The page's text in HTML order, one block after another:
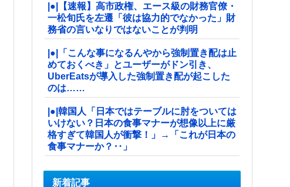
|●|【速報】高市政権、エース級の財務官僚・
一松旬氏を左遷「彼は協力的でなかった」財
務省の言いなりではないことが判明
|●|「こんな事になるんやから強制置き配は止
めておくべき」とユーザーがドン引き、
UberEatsが導入した強制置き配が起こした
のは……
|●|韓国人「日本ではテーブルに肘をついては
いけない？日本の食事マナーが想像以上に厳
格すぎて韓国人が衝撃！」→「これが日本の
食事マナーか？‥」
新着記事